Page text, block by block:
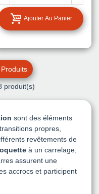
Ajouter Au Panier
produit(s)
sont des éléments
propres,
revêtements de
à un carrelage,
assurent une
accrocs et participent